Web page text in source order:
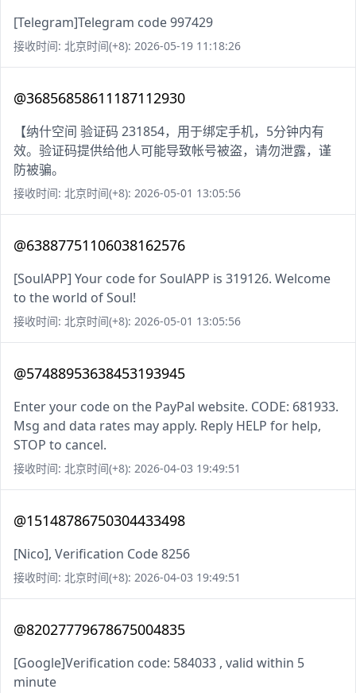
[Telegram]Telegram code 997429
接收时间: 北京时间(+8): 2026-05-19 11:18:26
@36856858611187112930
【纳什空间 验证码 231854，用于绑定手机，5分钟内有
效。验证码提供给他人可能导致帐号被盗，请勿泄露，谨
防被骗。
接收时间: 北京时间(+8): 2026-05-01 13:05:56
@63887751106038162576
[SoulAPP] Your code for SoulAPP is 319126. Welcome
to the world of Soul!
接收时间: 北京时间(+8): 2026-05-01 13:05:56
@57488953638453193945
Enter your code on the PayPal website. CODE: 681933.
Msg and data rates may apply. Reply HELP for help,
STOP to cancel.
接收时间: 北京时间(+8): 2026-04-03 19:49:51
@15148786750304433498
[Nico], Verification Code 8256
接收时间: 北京时间(+8): 2026-04-03 19:49:51
@82027779678675004835
[Google]Verification code: 584033 , valid within 5
minute